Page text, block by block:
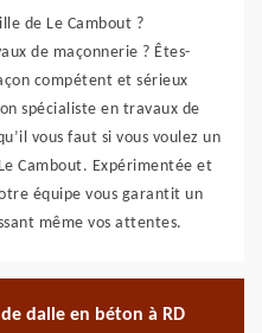
de Le Cambout ?
de maçonnerie ? Êtes-
compétent et sérieux
spécialiste en travaux de
vous faut si vous voulez un
Cambout. Expérimentée et
équipe vous garantit un
même vos attentes.
dalle en béton à RD